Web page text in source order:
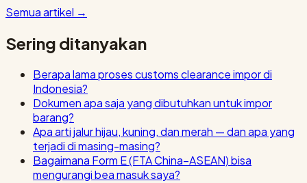
Semua artikel →
Sering ditanyakan
Berapa lama proses customs clearance impor di
Indonesia?
Dokumen apa saja yang dibutuhkan untuk impor
barang?
Apa arti jalur hijau, kuning, dan merah — dan apa yang
terjadi di masing-masing?
Bagaimana Form E (FTA China–ASEAN) bisa
mengurangi bea masuk saya?